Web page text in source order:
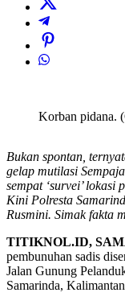
Korban pidana.
Bukan spontan,
gelap mutilasi
sempat ‘survei’ lokasi
Kini Polresta
Rusmini. Simak fakta
TITIKNOL.ID,
pembunuhan sadis
Jalan Gunung
Samarinda,